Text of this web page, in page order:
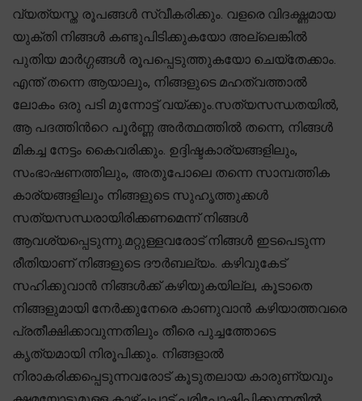
വ്യത്യസ്ത രൂപങ്ങൾ സ്വീകരിക്കും. വളരെ വിദഗ്ദ്ധമായ
യുക്തി നിങ്ങൾ കണ്ടുപിടിക്കുകയോ അല്ലെങ്കിൽ
പുതിയ മാർഗ്ഗങ്ങൾ രൂപപ്പെടുത്തുകയോ ചെയ്തേക്കാം.
എന്ത് തന്നെ ആയാലും, നിങ്ങളുടെ മഹത്വത്താൽ
ലോകം ഒരു പടി മുന്നോട്ട് വയ്ക്കും.സത്യസന്ധതയിൽ,
ആ പദത്തിന്‍റെ പൂർണ്ണ അർത്ഥത്തിൽ തന്നെ, നിങ്ങൾ
മികച്ച നേട്ടം കൈവരിക്കും. ഉദ്ദിഷ്ടകാര്യങ്ങളിലും,
സംഭാഷണത്തിലും, അതുപോലെ തന്നെ സാമ്പത്തിക
കാര്യങ്ങളിലും നിങ്ങളുടെ സുഹൃത്തുക്കൾ
സത്യസന്ധരായിരിക്കണമെന്ന് നിങ്ങൾ
ആവശ്യപ്പെടുന്നു.മറ്റുള്ളവരോട് നിങ്ങൾ ഇടപെടുന്ന
രീതിയാണ് നിങ്ങളുടെ ദൗർബല്യം. കഴിവുകേട്
സഹിക്കുവാൻ നിങ്ങൾക്ക് കഴിയുകയില്ല, കൂടാതെ
നിങ്ങളുമായി നേർക്കുനേരെ കാണുവാൻ കഴിയാത്തവരെ
പ്രതീക്ഷിക്കാവുന്നതിലും തീരെ പുച്ചത്തോടെ
കൃത്യമായി നിരൂപിക്കും. നിങ്ങളാൽ
നിരാകരിക്കപ്പെടുന്നവരോട് കൂടുതലായ കാരുണ്യവും